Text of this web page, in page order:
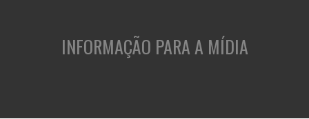
INFORMAÇÃO PARA A MÍDIA